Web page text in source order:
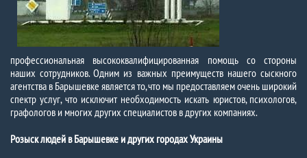
профессиональная высококвалифицированная помощь со стороны
наших сотрудников. Одним из важных преимуществ нашего сыскного
агентства в Барышевке является то, что мы предоставляем очень широкий
спектр услуг, что исключит необходимость искать юристов, психологов,
графологов и многих других специалистов в других компаниях.
Розыск людей в Барышевке и других городах Украины